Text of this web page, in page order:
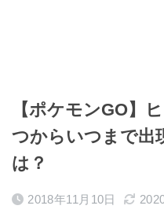
【ポケモンGO】
つからいつまで出
は？
2018年11月10日